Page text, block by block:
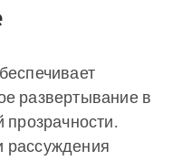
развертывание в
прозрачности.
рассуждения